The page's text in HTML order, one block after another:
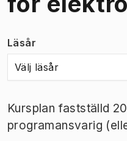
Läsår
Välj läsår
Kursplan fastställd
programansvarig